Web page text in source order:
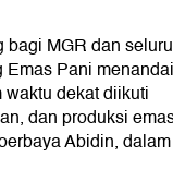
MGR dan
Pani menandai
dekat diikuti
dan produksi
Abidin, dalam